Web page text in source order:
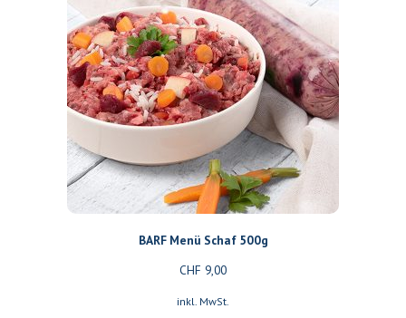
BARF Menü Schaf 500g
CHF 9,00
inkl. MwSt.